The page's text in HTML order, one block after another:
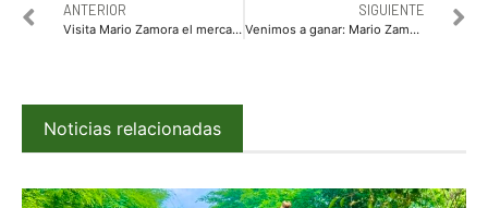
ANTERIOR
Visita Mario Zamora el mercado Garmendia y expone algunas de sus propuestas
SIGUIENTE
Venimos a ganar: Mario Zamora
Noticias relacionadas